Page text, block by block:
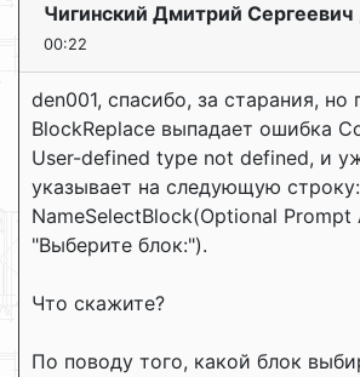
Чигинский Дмитрий Сергеевич
00:22
den001, спасибо, за старания, но
BlockReplace выпадает ошибка
User-defined type not defined, и
указывает на следующую
NameSelectBlock(Optional Prompt
"Выберите блок:").
Что скажите?
По поводу того, какой блок